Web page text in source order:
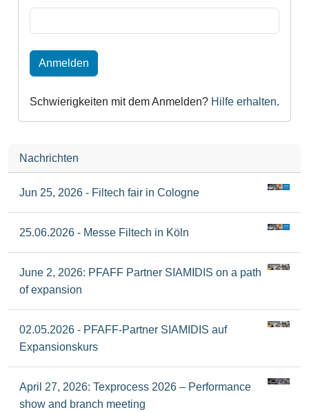
Anmelden
Schwierigkeiten mit dem Anmelden? Hilfe erhalten.
Nachrichten
Jun 25, 2026 - Filtech fair in Cologne
25.06.2026 - Messe Filtech in Köln
June 2, 2026: PFAFF Partner SIAMIDIS on a path
of expansion
02.05.2026 - PFAFF-Partner SIAMIDIS auf
Expansionskurs
April 27, 2026: Texprocess 2026 – Performance
show and branch meeting